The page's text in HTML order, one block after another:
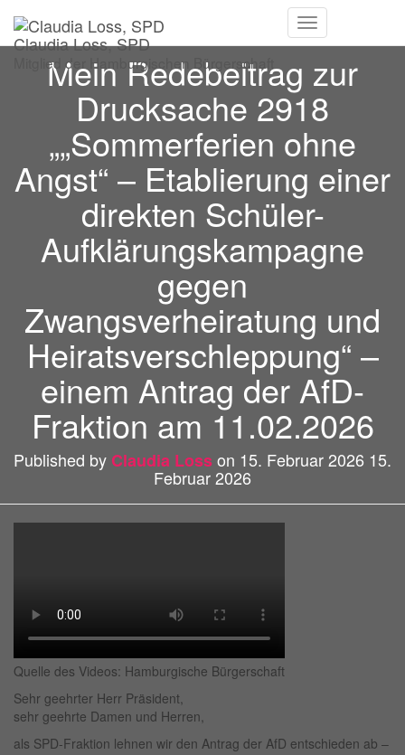
Claudia Loss, SPD
Mitglied der Hamburgischen Bürgerschaft
Navigation
Mein Redebeitrag zur
Drucksache 2918
„„Sommerferien ohne
Angst“ – Etablierung einer
direkten Schüler-
Aufklärungskampagne
gegen
Zwangsverheiratung und
Heiratsverschleppung“ –
einem Antrag der AfD-
Fraktion am 11.02.2026
Published byClaudia Losson 15. Februar 2026 15.
Februar 2026
Quelle des Videos: Hamburgische Bürgerschaft
Sehr geehrter Herr Präsident,
sehr geehrte Damen und Herren,
als SPD-Fraktion lehnen wir den Antrag der AfD entschieden ab –